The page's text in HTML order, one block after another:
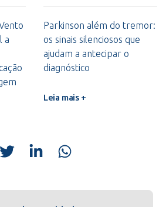
a
Parkinson além do tremor:
os sinais silenciosos que
ajudam a antecipar o
diagnóstico
Leia mais +